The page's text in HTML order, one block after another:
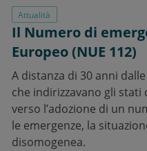
Attualità
Il Numero di
Europeo (NUE 112)
A distanza di 30 anni
che indirizzavano gli stati
verso l’adozione di un
le emergenze, la
disomogenea.